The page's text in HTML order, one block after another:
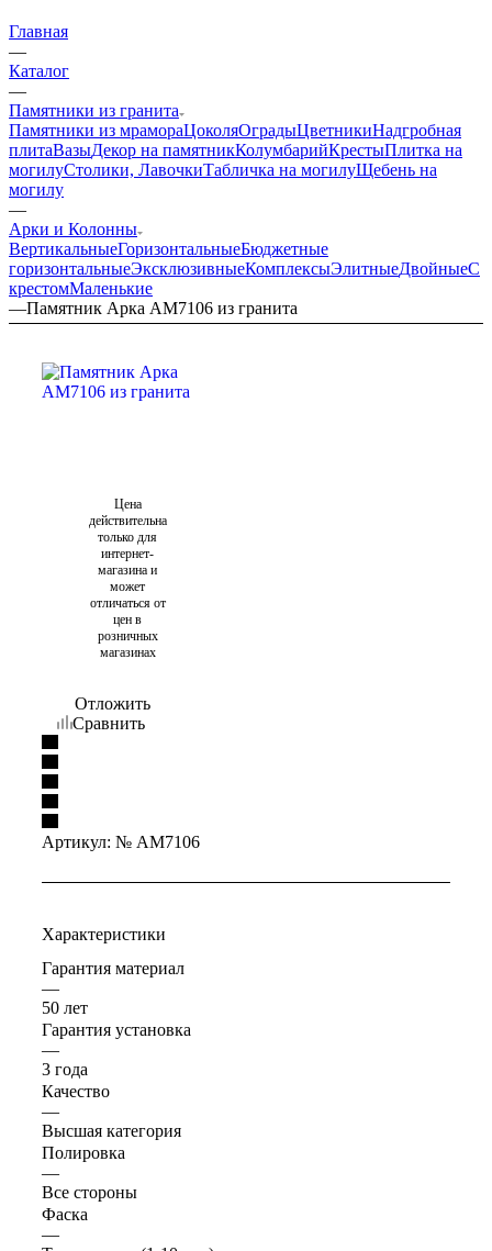
Главная
—
Каталог
—
Памятники из гранита
Памятники из мрамораЦоколяОградыЦветникиНадгробная
плитаВазыДекор на памятникКолумбарийКрестыПлитка на
могилуСтолики, ЛавочкиТабличка на могилуЩебень на
могилу
—
Арки и Колонны
ВертикальныеГоризонтальныеБюджетные
горизонтальныеЭксклюзивныеКомплексыЭлитныеДвойныеС
крестомМаленькие
—Памятник Арка AM7106 из гранита
Цена
действительна
только для
интернет-
магазина и
может
отличаться от
цен в
розничных
магазинах
Отложить
Сравнить
Артикул: № AM7106
Характеристики
Гарантия материал
—
50 лет
Гарантия установка
—
3 года
Качество
—
Высшая категория
Полировка
—
Все стороны
Фаска
—